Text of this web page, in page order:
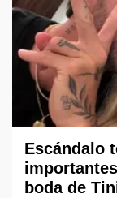
Escándalo
boda de